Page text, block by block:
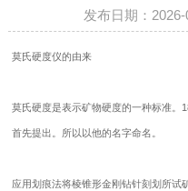
发布日期：
莫氏硬度仪的由来
莫氏硬度是表示矿物硬度的一种标准
首先提出。所以以他的名字命名。
应用划痕法将棱锥形金刚钻针刻划所试